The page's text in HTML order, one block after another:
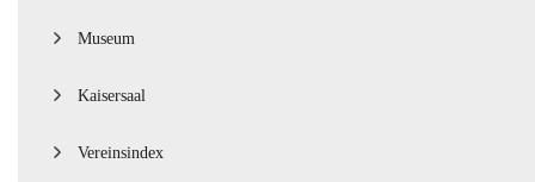
Museum
Kaisersaal
Vereinsindex